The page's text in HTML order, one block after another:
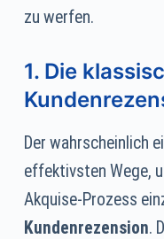
zu werfen.
1. Die
Der wahrscheinlich
effektivsten Wege,
Akquise-Prozess
Kundenrezension.